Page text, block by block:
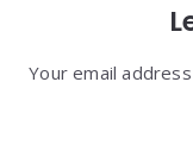
Your email